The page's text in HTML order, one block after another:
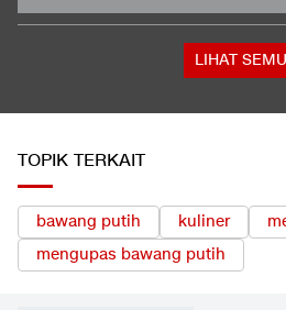
LIHAT
TOPIK TERKAIT
bawang putih kuliner
mengupas bawang putih